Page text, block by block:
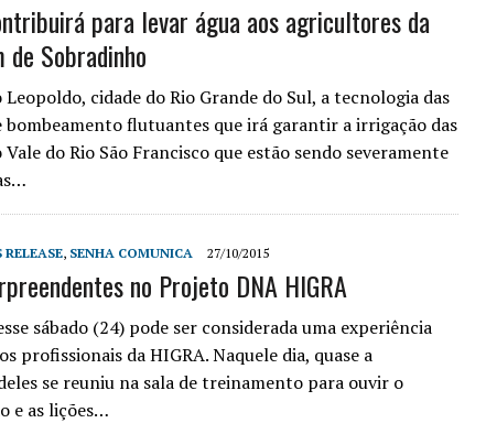
para levar água aos agricultores da
de Sobradinho
Leopoldo, cidade do Rio Grande do Sul, a tecnologia das
bombeamento flutuantes que irá garantir a irrigação das
do Rio São Francisco que estão sendo severamente
RELEASE, SENHA COMUNICA 27/10/2015
no Projeto DNA HIGRA
sábado (24) pode ser considerada uma experiência
profissionais da HIGRA. Naquele dia, quase a
se reuniu na sala de treinamento para ouvir o
e as lições…